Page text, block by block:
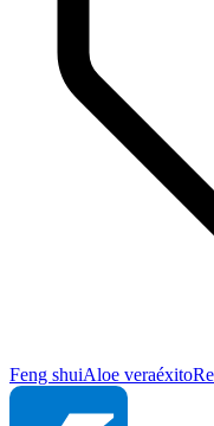
Feng shuiAloe veraéxito